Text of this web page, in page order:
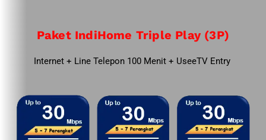
Paket IndiHome Triple Play (3P)
Internet + Line Telepon 100 Menit + UseeTV Entry